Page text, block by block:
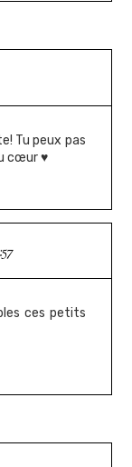
Tu peux pas
cœur ♥
ces petits